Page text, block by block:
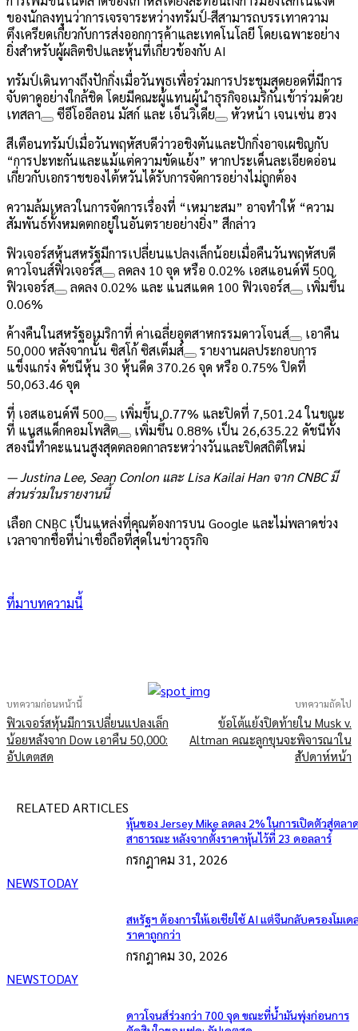
ของนักลงทุนว่าการเจรจาระหว่างทรัมป์-สีสามารถบรรเทาความ
ตึงเครียดเกี่ยวกับการส่งออกการค้าและเทคโนโลยี โดยเฉพาะอย่าง
ยิ่งสำหรับผู้ผลิตชิปและหุ้นที่เกี่ยวข้องกับ AI
ทรัมป์เดินทางถึงปักกิ่งเมื่อวันพุธเพื่อร่วมการประชุมสุดยอดที่มีการ
จับตาดูอย่างใกล้ชิด โดยมีคณะผู้แทนผู้นำธุรกิจอเมริกันเข้าร่วมด้วย
เทสลา
ซีอีโออีลอน มัสก์ และ เอ็นวิเดีย
หัวหน้า เจนเซ่น ฮวง
สีเตือนทรัมป์เมื่อวันพฤหัสบดีว่าวอชิงตันและปักกิ่งอาจเผชิญกับ
“การปะทะกันและแม้แต่ความขัดแย้ง” หากประเด็นละเอียดอ่อน
เกี่ยวกับเอกราชของไต้หวันได้รับการจัดการอย่างไม่ถูกต้อง
ความล้มเหลวในการจัดการเรื่องที่ “เหมาะสม” อาจทำให้ “ความ
สัมพันธ์ทั้งหมดตกอยู่ในอันตรายอย่างยิ่ง” สีกล่าว
ฟิวเจอร์สหุ้นสหรัฐมีการเปลี่ยนแปลงเล็กน้อยเมื่อคืนวันพฤหัสบดี
ดาวโจนส์ฟิวเจอร์ส
ลดลง 10 จุด หรือ 0.02% เอสแอนด์พี 500
ฟิวเจอร์ส
ลดลง 0.02% และ แนสแดค 100 ฟิวเจอร์ส
เพิ่มขึ้น
0.06%
ค้างคืนในสหรัฐอเมริกาที่ ค่าเฉลี่ยอุตสาหกรรมดาวโจนส์
เอาคืน
50,000 หลังจากนั้น ซิสโก้ ซิสเต็มส์
รายงานผลประกอบการ
แข็งแกร่ง ดัชนีหุ้น 30 หุ้นดีด 370.26 จุด หรือ 0.75% ปิดที่
50,063.46 จุด
ที่ เอสแอนด์พี 500
เพิ่มขึ้น 0.77% และปิดที่ 7,501.24 ในขณะ
ที่ แนสแด็กคอมโพสิต
เพิ่มขึ้น 0.88% เป็น 26,635.22 ดัชนีทั้ง
สองนี้ทำคะแนนสูงสุดตลอดกาลระหว่างวันและปิดสถิติใหม่
— Justina Lee, Sean Conlon และ Lisa Kailai Han จาก CNBC มี
ส่วนร่วมในรายงานนี้
เลือก CNBC เป็นแหล่งที่คุณต้องการบน Google และไม่พลาดช่วง
เวลาจากชื่อที่น่าเชื่อถือที่สุดในข่าวธุรกิจ
ที่มาบทความนี้
บทความก่อนหน้านี้
ฟิวเจอร์สหุ้นมีการเปลี่ยนแปลงเล็ก
น้อยหลังจาก Dow เอาคืน 50,000:
อัปเดตสด
บทความถัดไป
ข้อโต้แย้งปิดท้ายใน Musk v.
Altman คณะลูกขุนจะพิจารณาใน
สัปดาห์หน้า
RELATED ARTICLES
NEWSTODAY
หุ้นของ Jersey Mike ลดลง 2% ในการเปิดตัวสู่ตลา
สาธารณะ หลังจากตั้งราคาหุ้นไว้ที่ 23 ดอลลาร์
กรกฎาคม 31, 2026
NEWSTODAY
สหรัฐฯ ต้องการให้เอเชียใช้ AI แต่จีนกลับครองโมเด
ราคาถูกกว่า
กรกฎาคม 30, 2026
ดาวโจนส์ร่วงกว่า 700 จุด ขณะที่น้ำมันพุ่งก่อนการ